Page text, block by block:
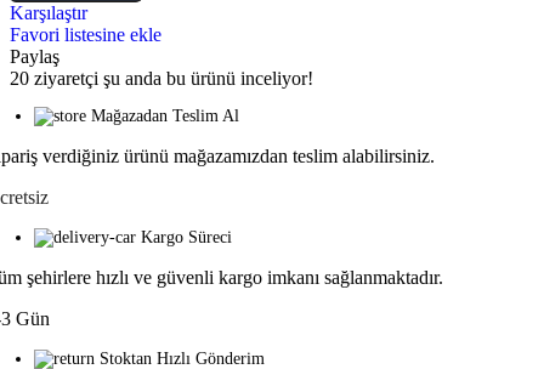
Karşılaştır
Favori listesine ekle
Paylaş
20 ziyaretçi şu anda bu ürünü inceliyor!
Mağazadan Teslim Al
verdiğiniz ürünü mağazamızdan teslim alabilirsiniz.
Kargo Süreci
şehirlere hızlı ve güvenli kargo imkanı sağlanmaktadır.
Gün
Stoktan Hızlı Gönderim